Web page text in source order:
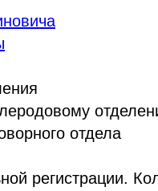
отдела
регистрации.